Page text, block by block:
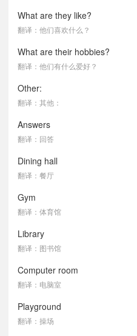
What are they like?
翻译：他们喜欢什么？
What are their hobbies?
翻译：他们有什么爱好？
Other:
翻译：其他：
Answers
翻译：回答
Dining hall
翻译：餐厅
Gym
翻译：体育馆
Library
翻译：图书馆
Computer room
翻译：电脑室
Playground
翻译：操场